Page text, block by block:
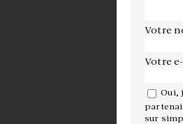
Votre
Votre
Oui,
sur